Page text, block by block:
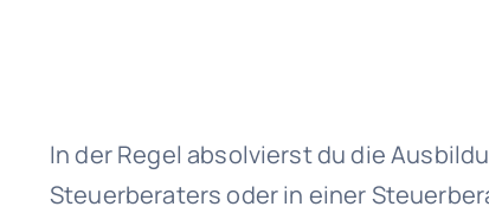
In der Regel absolvierst du die
Steuerberaters oder in einer